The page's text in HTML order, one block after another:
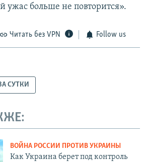
ужас больше не повторится».
Читать без VPN Follow us
СУТКИ
ВОЙНА РОССИИ ПРОТИВ УКРАИНЫ
Как Украина берет под контроль